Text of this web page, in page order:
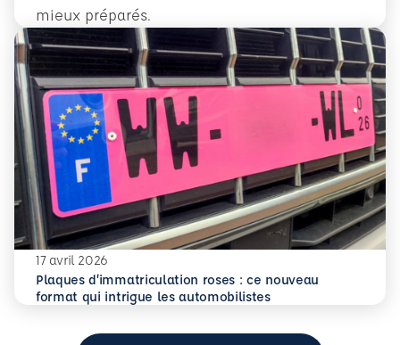
mieux préparés.
En savoir plus
Conduite accompagnée dès 14 ans : former plus tôt pour
17 avril 2026
Plaques d’immatriculation roses : ce nouveau
format qui intrigue les automobilistes
En savoir plus
Plaques d’immatriculation roses : ce nouveau format